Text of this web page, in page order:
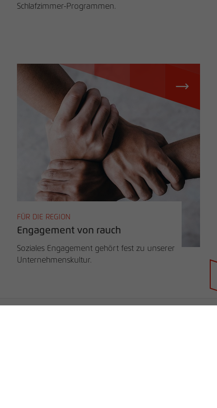
Schlafzimmer-Programmen.
FÜR DIE REGION
Engagement von rauch
Soziales Engagement gehört fest zu unserer
Unternehmenskultur.